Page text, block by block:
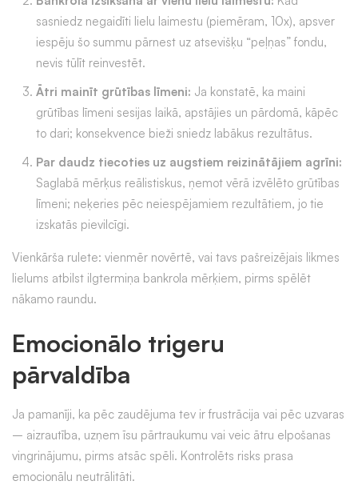
sasniedz negaidīti lielu laimestu (piemēram, 10x), apsver
iespēju šo summu pārnest uz atsevišķu “peļņas” fondu,
nevis tūlīt reinvestēt.
Ātri mainīt grūtības līmeni: Ja konstatē, ka maini
grūtības līmeni sesijas laikā, apstājies un pārdomā, kāpēc
to dari; konsekvence bieži sniedz labākus rezultātus.
Par daudz tiecoties uz augstiem reizinātājiem agrīni:
Saglabā mērķus reālistiskus, ņemot vērā izvēlēto grūtības
līmeni; neķeries pēc neiespējamiem rezultātiem, jo tie
izskatās pievilcīgi.
Vienkārša rulete: vienmēr novērtē, vai tavs pašreizējais likmes
lielums atbilst ilgtermiņa bankrola mērķiem, pirms spēlēt
nākamo raundu.
Emocionālo trigeru
pārvaldība
Ja pamanīji, ka pēc zaudējuma tev ir frustrācija vai pēc uzvaras
– aizrautība, uzņem īsu pārtraukumu vai veic ātru elpošanas
vingrinājumu, pirms atsāc spēli. Kontrolēts risks prasa
emocionālu neutrālitāti.